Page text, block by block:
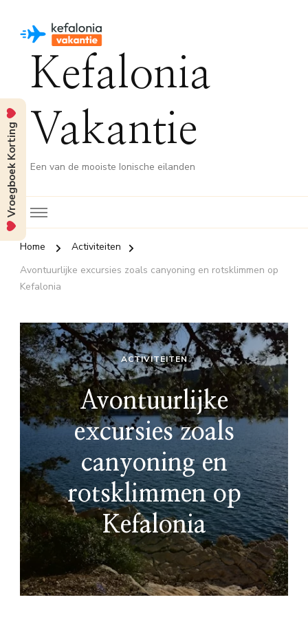
Kefalonia
Vakantie
Een van de mooiste Ionische eilanden
Home
Activiteiten
Avontuurlijke excursies zoals canyoning en rotsklimmen op
Kefalonia
ACTIVITEITEN
Avontuurlijke
excursies zoals
canyoning en
rotsklimmen op
Kefalonia
Vroegboek Korting